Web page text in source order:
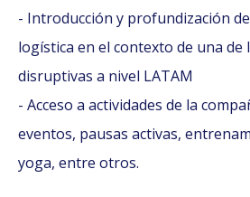
- Introducción y profundización
logística en el contexto de una de
disruptivas a nivel LATAM
- Acceso a actividades de la
eventos, pausas activas,
yoga, entre otros.